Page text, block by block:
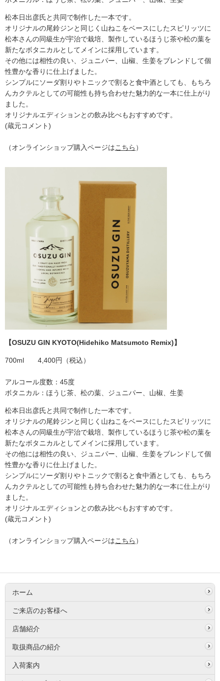
松本日出彦氏と共同で制作した一本です。
オリジナルの尾鈴ジンと同じく山ねこをベースにしたスピリッツに
松本さんの同級生が宇治で栽培、製作しているほうじ茶や松の葉を
新たなボタニカルとしてメインに採用しています。
その他には相性の良い、ジュニパー、山椒、生姜をブレンドして個
性豊かな香りに仕上げました。
シンプルにソーダ割りやトニックで割ると食中酒としても、もちろ
んカクテルとしての可能性も持ち合わせた魅力的な一本に仕上がり
ました。
オリジナルエディションとの飲み比べもおすすめです。
(蔵元コメント)
（オンラインショップ購入ページはこちら ）
【OSUZU GIN KYOTO(Hidehiko Matsumoto Remix)】
700ml 4,400円（税込）
アルコール度数：45度
ボタニカル：ほうじ茶、松の葉、ジュニパー、山椒、生姜
松本日出彦氏と共同で制作した一本です。
オリジナルの尾鈴ジンと同じく山ねこをベースにしたスピリッツに
松本さんの同級生が宇治で栽培、製作しているほうじ茶や松の葉を
新たなボタニカルとしてメインに採用しています。
その他には相性の良い、ジュニパー、山椒、生姜をブレンドして個
性豊かな香りに仕上げました。
シンプルにソーダ割りやトニックで割ると食中酒としても、もちろ
んカクテルとしての可能性も持ち合わせた魅力的な一本に仕上がり
ました。
オリジナルエディションとの飲み比べもおすすめです。
(蔵元コメント)
（オンラインショップ購入ページはこちら ）
ホーム
ご来店のお客様へ
店舗紹介
取扱商品の紹介
入荷案内